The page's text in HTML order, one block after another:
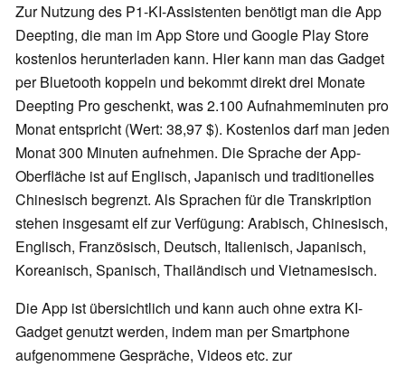
Zur Nutzung des P1-KI-Assistenten benötigt man die App
Deepting, die man im App Store und Google Play Store
kostenlos herunterladen kann. Hier kann man das Gadget
per Bluetooth koppeln und bekommt direkt drei Monate
Deepting Pro geschenkt, was 2.100 Aufnahmeminuten pro
Monat entspricht (Wert: 38,97 $). Kostenlos darf man jeden
Monat 300 Minuten aufnehmen. Die Sprache der App-
Oberfläche ist auf Englisch, Japanisch und traditionelles
Chinesisch begrenzt. Als Sprachen für die Transkription
stehen insgesamt elf zur Verfügung: Arabisch, Chinesisch,
Englisch, Französisch, Deutsch, Italienisch, Japanisch,
Koreanisch, Spanisch, Thailändisch und Vietnamesisch.
Die App ist übersichtlich und kann auch ohne extra KI-
Gadget genutzt werden, indem man per Smartphone
aufgenommene Gespräche, Videos etc. zur